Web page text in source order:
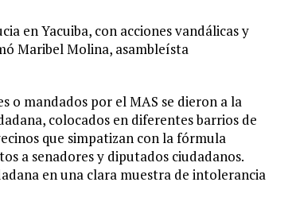
en Yacuiba, con acciones vandálicas y
Maribel Molina, asambleísta
o mandados por el MAS se dieron a la
colocados en diferentes barrios de
que simpatizan con la fórmula
a senadores y diputados ciudadanos.
en una clara muestra de intolerancia